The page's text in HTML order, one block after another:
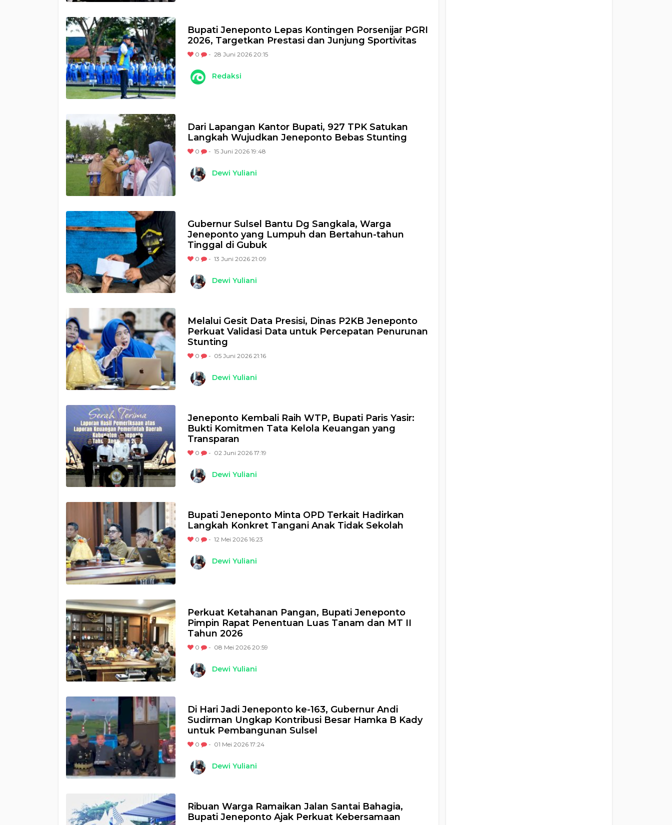
Bupati Jeneponto Lepas Kontingen Porsenijar PGRI
2026, Targetkan Prestasi dan Junjung Sportivitas
0 - 28 Juni 2026 20:15
Redaksi
Dari Lapangan Kantor Bupati, 927 TPK Satukan
Langkah Wujudkan Jeneponto Bebas Stunting
0 - 15 Juni 2026 19:48
Dewi Yuliani
Gubernur Sulsel Bantu Dg Sangkala, Warga
Jeneponto yang Lumpuh dan Bertahun-tahun
Tinggal di Gubuk
0 - 13 Juni 2026 21:09
Dewi Yuliani
Melalui Gesit Data Presisi, Dinas P2KB Jeneponto
Perkuat Validasi Data untuk Percepatan Penurunan
Stunting
0 - 05 Juni 2026 21:16
Dewi Yuliani
Jeneponto Kembali Raih WTP, Bupati Paris Yasir:
Bukti Komitmen Tata Kelola Keuangan yang
Transparan
0 - 02 Juni 2026 17:19
Dewi Yuliani
Bupati Jeneponto Minta OPD Terkait Hadirkan
Langkah Konkret Tangani Anak Tidak Sekolah
0 - 12 Mei 2026 16:23
Dewi Yuliani
Perkuat Ketahanan Pangan, Bupati Jeneponto
Pimpin Rapat Penentuan Luas Tanam dan MT II
Tahun 2026
0 - 08 Mei 2026 20:59
Dewi Yuliani
Di Hari Jadi Jeneponto ke-163, Gubernur Andi
Sudirman Ungkap Kontribusi Besar Hamka B Kady
untuk Pembangunan Sulsel
0 - 01 Mei 2026 17:24
Dewi Yuliani
Ribuan Warga Ramaikan Jalan Santai Bahagia,
Bupati Jeneponto Ajak Perkuat Kebersamaan